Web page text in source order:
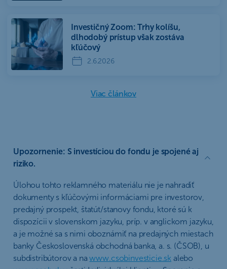
Investičný Zoom: Trhy kolíšu,
dlhodobý prístup však zostáva
kľúčový
2.6.2026
Viac článkov
Upozornenie: S investíciou do fondu je spojené aj
riziko.
Úlohou tohto reklamného materiálu nie je nahradiť
dokumenty s kľúčovými informáciami pre investorov,
predajný prospekt, štatút/stanovy fondu, ktoré sú k
dispozícii v slovenskom jazyku, príp. v anglickom jazyku,
a je možné sa s nimi oboznámiť na predajných miestach
banky Československá obchodná banka, a. s. (ČSOB), u
subdistribútorov a nawww.csobinvesticie.sk alebo